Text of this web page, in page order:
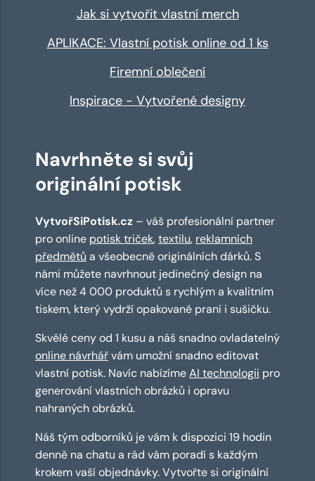
Jak si vytvořit vlastní merch
APLIKACE: Vlastní potisk online od 1 ks
Firemní oblečení
Inspirace - Vytvořené designy
Navrhněte si svůj
originální potisk
VytvořSiPotisk.cz – váš profesionální partner
pro online potisk triček,textilu, reklamních
předmětů a všeobecně originálních dárků. S
námi můžete navrhnout jedinečný design na
více než 4 000 produktů s rychlým a kvalitním
tiskem, který vydrží opakované praní i sušičku.
Skvělé ceny od 1 kusu a náš snadno ovladatelný
online návrhářvám umožní snadno editovat
vlastní potisk. Navíc nabízímeAI technologii pro
generování vlastních obrázků i opravu
nahraných obrázků.
Náš tým odborníků je vám k dispozici 19 hodin
denně na chatu a rád vám poradí s každým
krokem vaší objednávky. Vytvořte si originální